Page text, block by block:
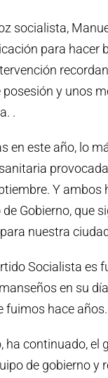
socialista,
para hacer
y unos
.
en este año, lo
Y
Gobierno, que
nuestra
Socialista es
en su
fuimos hace años.
ha continuado,
de gobierno y